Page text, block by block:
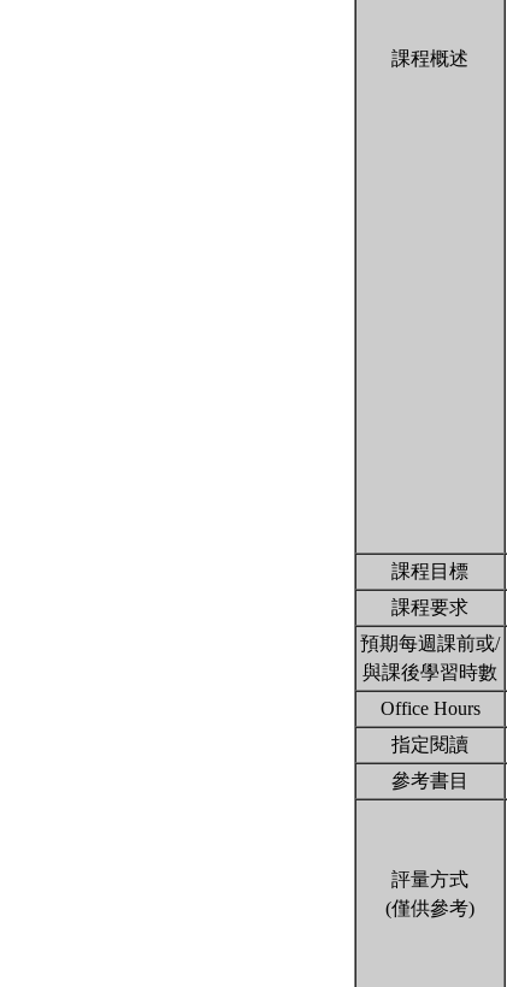
課程概述
課程目標
課程要求
預期每週課前或/
與課後學習時數
Office Hours
指定閱讀
參考書目
評量方式
(僅供參考)